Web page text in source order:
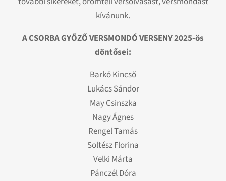
kívánunk.
A CSORBA GYŐZŐ VERSMONDÓ VERSENY 2025-ös
döntősei:
Barkó Kincső
Lukács Sándor
May Csinszka
Nagy Ágnes
Rengel Tamás
Soltész Florina
Velki Márta
Pánczél Dóra